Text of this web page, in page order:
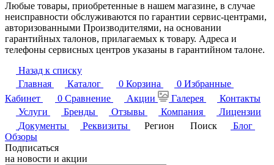
Любые товары, приобретенные в нашем магазине, в случае
неисправности обслуживаются по гарантии сервис-центрами,
авторизованными Производителями, на основании
гарантийных талонов, прилагаемых к товару. Адреса и
телефоны сервисных центров указаны в гарантийном талоне.
Назад к списку
Главная
Каталог 0 Корзина 0 Избранные
Кабинет
0 Сравнение Акции Галерея
Контакты
Услуги
Бренды Отзывы Компания
Лицензии
Документы
Реквизиты Регион Поиск
Блог
Обзоры
Подписаться
на новости и акции